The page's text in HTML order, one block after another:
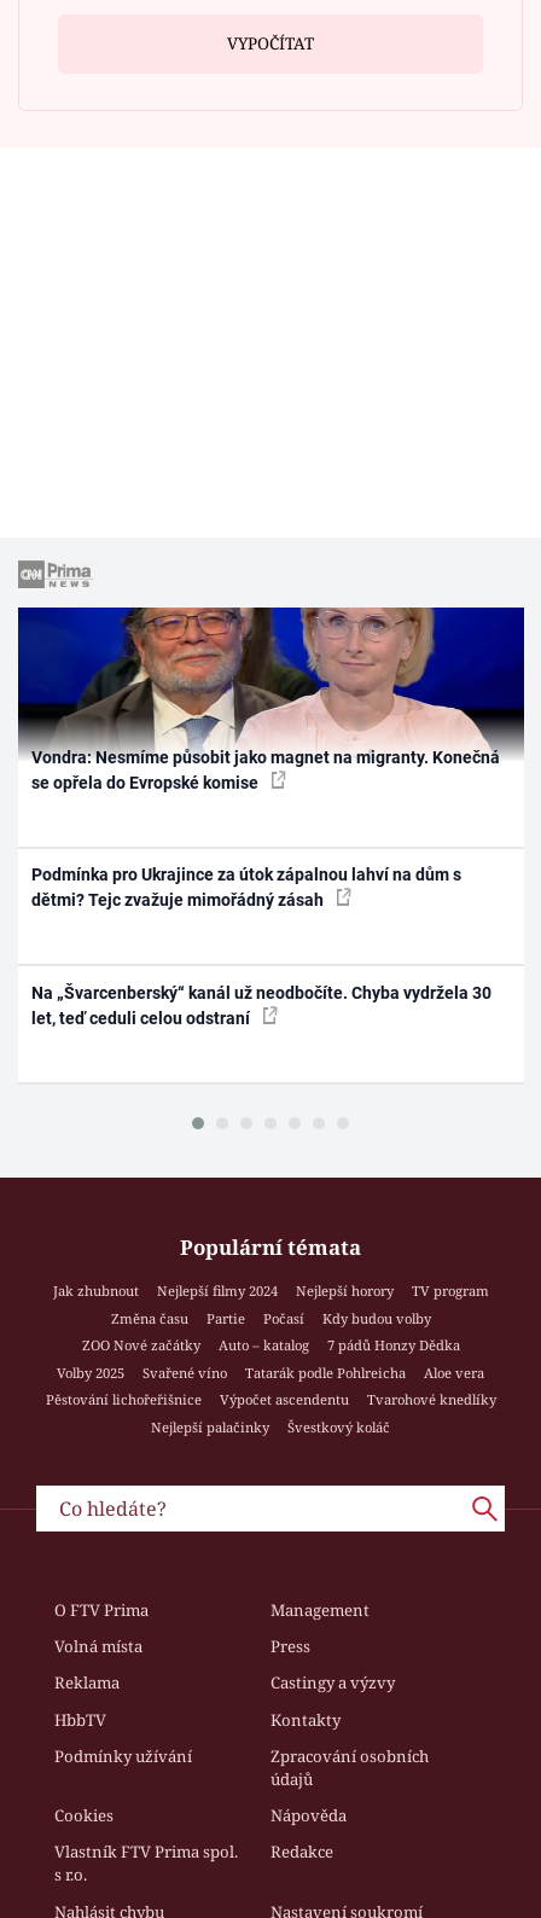
VYPOČÍTAT
Vondra: Nesmíme působit jako magnet na migranty. Konečná
se opřela do Evropské komise
Podmínka pro Ukrajince za útok zápalnou lahví na dům s
dětmi? Tejc zvažuje mimořádný zásah
Na „Švarcenberský“ kanál už neodbočíte. Chyba vydržela 30
let, teď ceduli celou odstraní
Populární témata
Jak zhubnout Nejlepší filmy 2024 Nejlepší horory
TV program
Změna času
Partie Počasí
Kdy budou volby
ZOO Nové začátky
Auto – katalog
7 pádů Honzy Dědka
Volby 2025
Svařené víno Tatarák podle Pohlreicha
Aloe vera
Pěstování lichořeřišnice
Výpočet ascendentu
Tvarohové knedlíky
Nejlepší palačinky
Švestkový koláč
O FTV Prima
Management
Volná místa
Press
Reklama
Castingy a výzvy
HbbTV
Kontakty
Podmínky užívání
Zpracování osobních
údajů
Cookies
Nápověda
Vlastník FTV Prima spol.
s r.o.
Redakce
Nahlásit chybu Nastavení soukromí